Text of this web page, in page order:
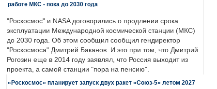
работе МКС - пока до 2030 года
"Роскосмос" и NASA договорились о продлении срока
эксплуатации Международной космической станции (МКС)
до 2030 года. Об этом сообщил сообщил гендиректор
"Роскосмоса" Дмитрий Баканов. И это при том, что Дмитрий
Рогозин еще в 2014 году заявлял, что Россия выходит из
проекта, а самой станции "пора на пенсию".
«Роскосмос» планирует запуск двух ракет «Союз-5» летом 2027